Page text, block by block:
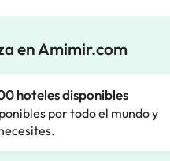
en Amimir.com
hoteles disponibles
por todo el mundo y